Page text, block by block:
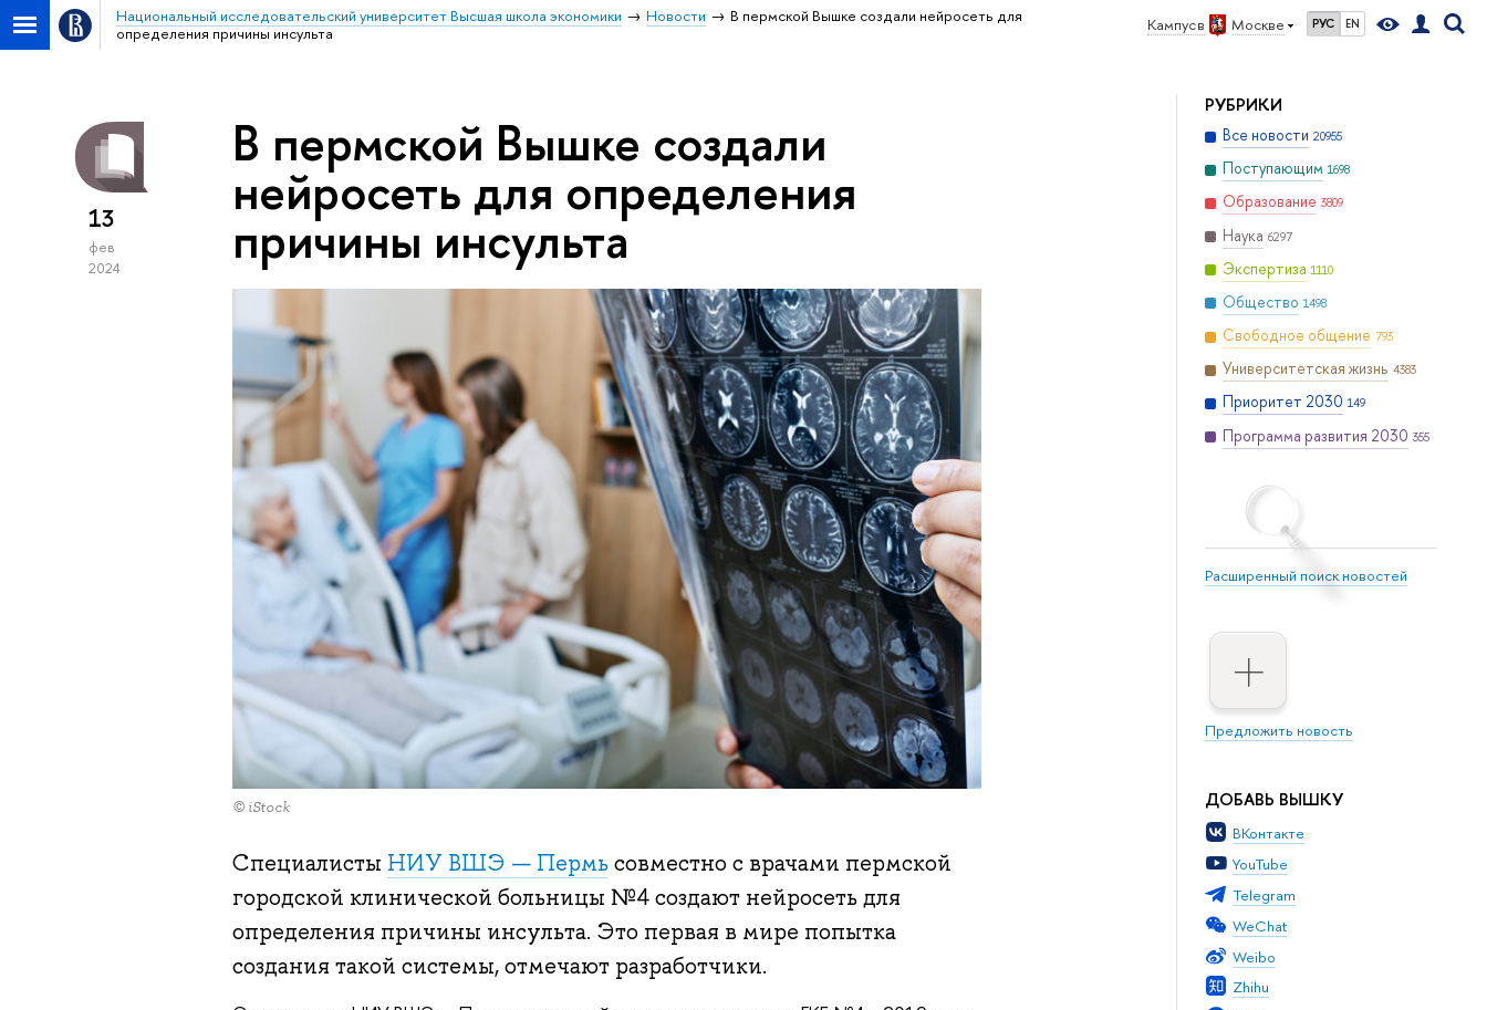
Кампус в Москве РУС EN
Национальный исследовательский университет Высшая школа экономики Новости
В пермской Вышке создали нейросеть для
определения причины инсульта
РУБРИКИ
Все новости 20955
Поступающим 1698
Образование 3809
Наука 6297
Экспертиза 1110
Общество 1498
Свободное общение 793
Университетская жизнь 4383
Приоритет 2030 149
Программа развития 2030 355
Расширенный поиск новостей
Предложить новость
ДОБАВЬ ВЫШКУ
ВКонтакте
YouTube
Telegram
WeChat
Weibo
Zhihu
13
фев
2024
В пермской Вышке создали
нейросеть для определения
причины инсульта
© iStock
Специалисты НИУ ВШЭ — Пермь совместно с врачами пермской
городской клинической больницы №4 создают нейросеть для
определения причины инсульта. Это первая в мире попытка
создания такой системы, отмечают разработчики.